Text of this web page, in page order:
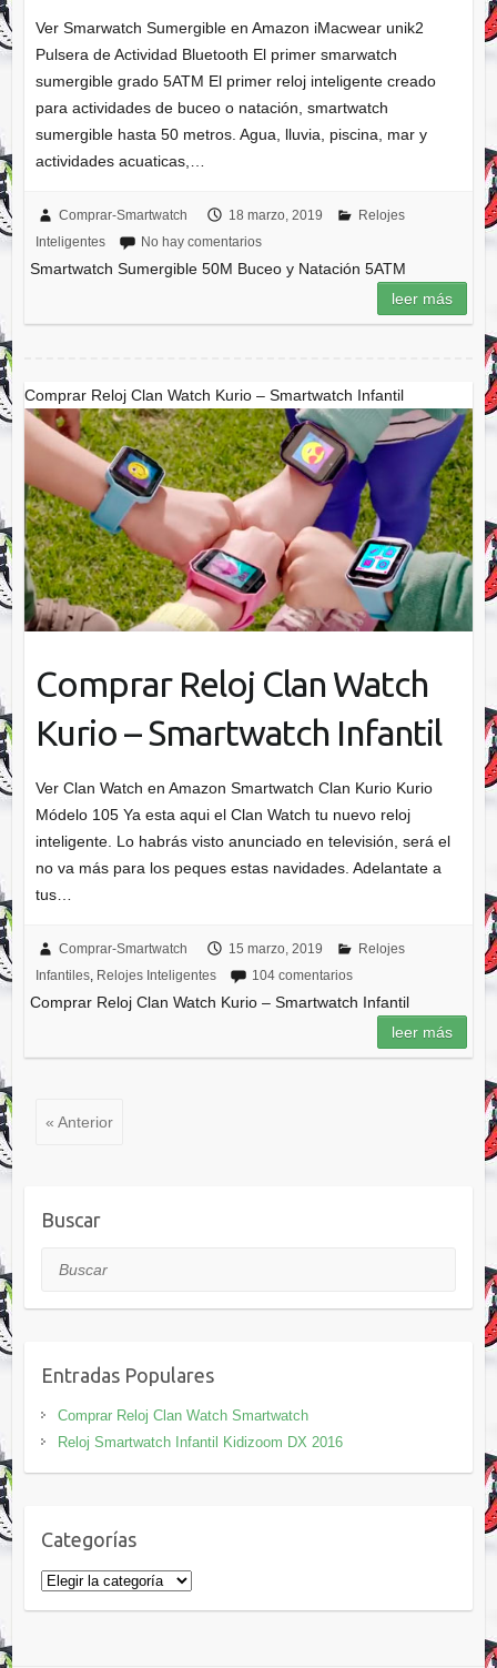
Ver Smarwatch Sumergible en Amazon iMacwear unik2
Pulsera de Actividad Bluetooth El primer smarwatch
sumergible grado 5ATM El primer reloj inteligente creado
para actividades de buceo o natación, smartwatch
sumergible hasta 50 metros. Agua, lluvia, piscina, mar y
actividades acuaticas,…
Comprar-Smartwatch 18 marzo, 2019
Relojes
Inteligentes
No hay comentarios
Smartwatch Sumergible 50M Buceo y Natación 5ATM
leer más
Comprar Reloj Clan Watch Kurio – Smartwatch Infantil
Comprar Reloj Clan Watch
Kurio – Smartwatch Infantil
Ver Clan Watch en Amazon Smartwatch Clan Kurio Kurio
Módelo 105 Ya esta aqui el Clan Watch tu nuevo reloj
inteligente. Lo habrás visto anunciado en televisión, será el
no va más para los peques estas navidades. Adelantate a
tus…
Comprar-Smartwatch 15 marzo, 2019
Relojes
Infantiles, Relojes Inteligentes 104 comentarios
Comprar Reloj Clan Watch Kurio – Smartwatch Infantil
leer más
« Anterior
Buscar
Buscar
Entradas Populares
Comprar Reloj Clan Watch Smartwatch
Reloj Smartwatch Infantil Kidizoom DX 2016
Categorías
Categorías